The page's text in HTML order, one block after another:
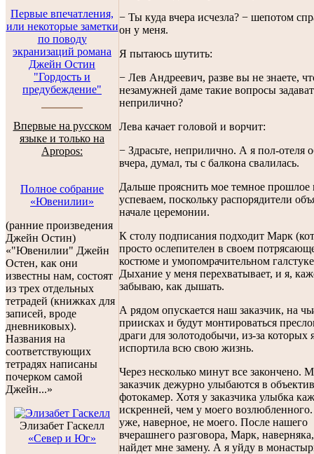
Первые впечатления,
или некоторые заметки
по поводу
экранизаций романа
Джейн Остин
"Гордость и
предубеждение"
Впервые на русском
языке и только на
Apropos:
Полное собрание
«Ювенилии»
(ранние произведения
Джейн Остин)
«"Ювенилии" Джейн
Остен, как они
известны нам, состоят
из трех отдельных
тетрадей (книжках для
записей, вроде
дневниковых).
Названия на
соответствующих
тетрадях написаны
почерком самой
Джейн...»
Элизабет Гаскелл
«Север и Юг»
− Ты куда вчера исчезла? − шепотом
он у меня.
Я пытаюсь шутить:
− Лев Андреевич, разве вы не знаете,
незамужней даме такие вопросы
неприлично?
Лева качает головой и ворчит:
− Здрасьте, неприлично. А я пол-отеля
вчера, думал, ты с балкона свалилась.
Дальше прояснить мое темное
успеваем, поскольку распорядители
начале церемонии.
К столу подписания подходит Марк
просто ослепителен в своем
костюме и умопомрачительном
Дыхание у меня перехватывает, и я,
забываю, как дышать.
А рядом опускается наш заказчик, на
приисках и будут монтироваться
драги для золотодобычи, из-за которых
испортила всю свою жизнь.
Через несколько минут все закончено.
заказчик дежурно улыбаются в
фотокамер. Хотя у заказчика улыбка
искренней, чем у моего
уже, наверное, не моего. После нашего
вчерашнего разговора, Марк,
найдет мне замену. А я уйду в